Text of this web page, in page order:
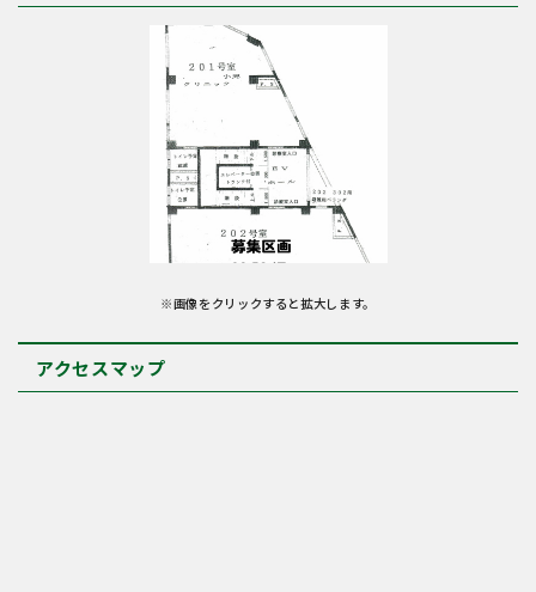
※画像をクリックすると拡大します。
アクセスマップ